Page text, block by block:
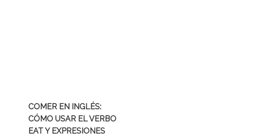
COMER EN INGLÉS:
CÓMO USAR EL VERBO
EAT Y EXPRESIONES